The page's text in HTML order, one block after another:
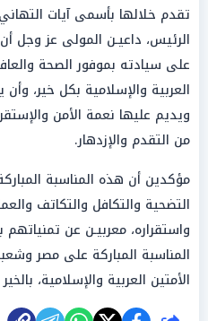
تقدم خلالها بأسمى آيات
الرئيس، داعيـن المولى عز وجل
على سيادته بموفور الصحة
العربية والإسلامية بكل خير،
ويديم عليها نعمة الأمن
من التقدم والإزدهار.
مؤكدين أن هذه المناسبة
التضحية والتكافل والتكاتف
واستقراره، معربيـن عن
المناسبة المباركة على مصر
الأمتين العربية والإسلامية،